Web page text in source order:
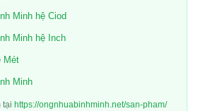
Minh hệ Ciod
Minh hệ Inch
Mét
Minh
tại https://ongnhuabinhminh.net/san-pham/